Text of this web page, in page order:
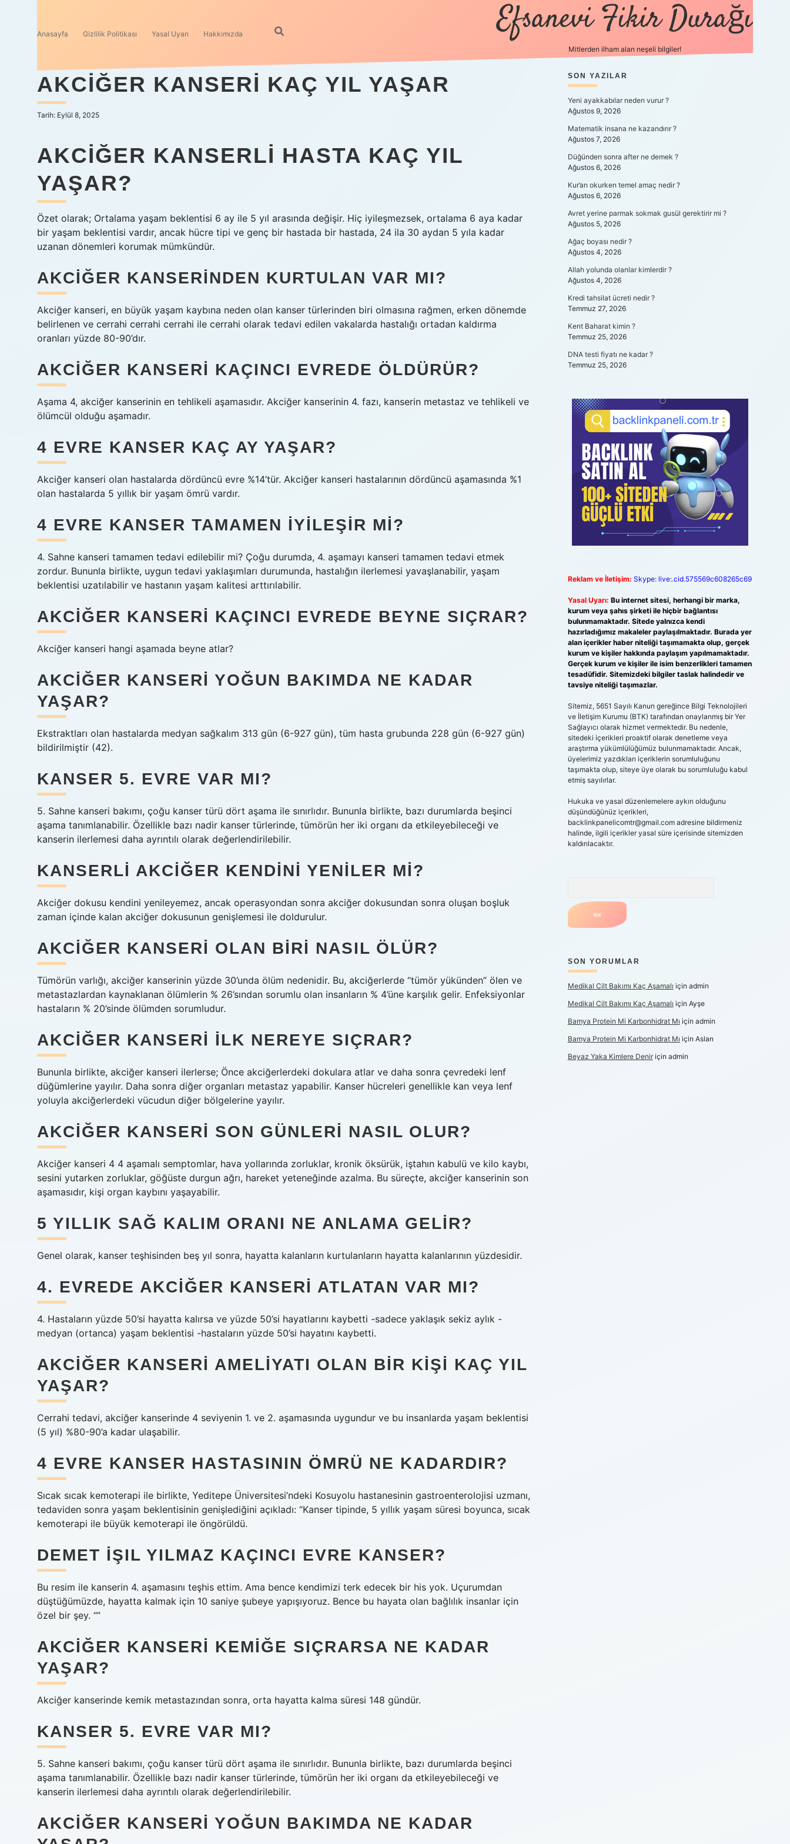
Anasayfa Gizlilik Politikası Yasal Uyarı Hakkımızda Efsanevi Fikir Durağı
Mitlerden ilham alan neşeli bilgiler!
AKCIĞER KANSERI KAÇ YIL YAŞAR
Tarih: Eylül 8, 2025
AKCIĞER KANSERLI HASTA KAÇ YIL
YAŞAR?
Özet olarak; Ortalama yaşam beklentisi 6 ay ile 5 yıl arasında değişir. Hiç iyileşmezsek, ortalama 6 aya kadar
bir yaşam beklentisi vardır, ancak hücre tipi ve genç bir hastada bir hastada, 24 ila 30 aydan 5 yıla kadar
uzanan dönemleri korumak mümkündür.
AKCIĞER KANSERINDEN KURTULAN VAR MI?
Akciğer kanseri, en büyük yaşam kaybına neden olan kanser türlerinden biri olmasına rağmen, erken dönemde
belirlenen ve cerrahi cerrahi cerrahi ile cerrahi olarak tedavi edilen vakalarda hastalığı ortadan kaldırma
oranları yüzde 80-90’dır.
AKCIĞER KANSERI KAÇINCI EVREDE ÖLDÜRÜR?
Aşama 4, akciğer kanserinin en tehlikeli aşamasıdır. Akciğer kanserinin 4. fazı, kanserin metastaz ve tehlikeli ve
ölümcül olduğu aşamadır.
4 EVRE KANSER KAÇ AY YAŞAR?
Akciğer kanseri olan hastalarda dördüncü evre %14’tür. Akciğer kanseri hastalarının dördüncü aşamasında %1
olan hastalarda 5 yıllık bir yaşam ömrü vardır.
4 EVRE KANSER TAMAMEN IYILEŞIR MI?
4. Sahne kanseri tamamen tedavi edilebilir mi? Çoğu durumda, 4. aşamayı kanseri tamamen tedavi etmek
zordur. Bununla birlikte, uygun tedavi yaklaşımları durumunda, hastalığın ilerlemesi yavaşlanabilir, yaşam
beklentisi uzatılabilir ve hastanın yaşam kalitesi arttırılabilir.
AKCIĞER KANSERI KAÇINCI EVREDE BEYNE SIÇRAR?
Akciğer kanseri hangi aşamada beyne atlar?
AKCIĞER KANSERI YOĞUN BAKIMDA NE KADAR
YAŞAR?
Ekstraktları olan hastalarda medyan sağkalım 313 gün (6-927 gün), tüm hasta grubunda 228 gün (6-927 gün)
bildirilmiştir (42).
KANSER 5. EVRE VAR MI?
5. Sahne kanseri bakımı, çoğu kanser türü dört aşama ile sınırlıdır. Bununla birlikte, bazı durumlarda beşinci
aşama tanımlanabilir. Özellikle bazı nadir kanser türlerinde, tümörün her iki organı da etkileyebileceği ve
kanserin ilerlemesi daha ayrıntılı olarak değerlendirilebilir.
KANSERLI AKCIĞER KENDINI YENILER MI?
Akciğer dokusu kendini yenileyemez, ancak operasyondan sonra akciğer dokusundan sonra oluşan boşluk
zaman içinde kalan akciğer dokusunun genişlemesi ile doldurulur.
AKCIĞER KANSERI OLAN BIRI NASIL ÖLÜR?
Tümörün varlığı, akciğer kanserinin yüzde 30’unda ölüm nedenidir. Bu, akciğerlerde “tümör yükünden” ölen ve
metastazlardan kaynaklanan ölümlerin % 26’sından sorumlu olan insanların % 4’üne karşılık gelir. Enfeksiyonlar
hastaların % 20’sinde ölümden sorumludur.
AKCIĞER KANSERI ILK NEREYE SIÇRAR?
Bununla birlikte, akciğer kanseri ilerlerse; Önce akciğerlerdeki dokulara atlar ve daha sonra çevredeki lenf
düğümlerine yayılır. Daha sonra diğer organları metastaz yapabilir. Kanser hücreleri genellikle kan veya lenf
yoluyla akciğerlerdeki vücudun diğer bölgelerine yayılır.
AKCIĞER KANSERI SON GÜNLERI NASIL OLUR?
Akciğer kanseri 4 4 aşamalı semptomlar, hava yollarında zorluklar, kronik öksürük, iştahın kabulü ve kilo kaybı,
sesini yutarken zorluklar, göğüste durgun ağrı, hareket yeteneğinde azalma. Bu süreçte, akciğer kanserinin son
aşamasıdır, kişi organ kaybını yaşayabilir.
5 YILLIK SAĞ KALIM ORANI NE ANLAMA GELIR?
Genel olarak, kanser teşhisinden beş yıl sonra, hayatta kalanların kurtulanların hayatta kalanlarının yüzdesidir.
4. EVREDE AKCIĞER KANSERI ATLATAN VAR MI?
4. Hastaların yüzde 50’si hayatta kalırsa ve yüzde 50’si hayatlarını kaybetti -sadece yaklaşık sekiz aylık -
medyan (ortanca) yaşam beklentisi -hastaların yüzde 50’si hayatını kaybetti.
AKCIĞER KANSERI AMELIYATI OLAN BIR KIŞI KAÇ YIL
YAŞAR?
Cerrahi tedavi, akciğer kanserinde 4 seviyenin 1. ve 2. aşamasında uygundur ve bu insanlarda yaşam beklentisi
(5 yıl) %80-90’a kadar ulaşabilir.
4 EVRE KANSER HASTASININ ÖMRÜ NE KADARDIR?
Sıcak sıcak kemoterapi ile birlikte, Yeditepe Üniversitesi’ndeki Kosuyolu hastanesinin gastroenterolojisi uzmanı,
tedaviden sonra yaşam beklentisinin genişlediğini açıkladı: “Kanser tipinde, 5 yıllık yaşam süresi boyunca, sıcak
kemoterapi ile büyük kemoterapi ile öngörüldü.
DEMET İŞIL YILMAZ KAÇINCI EVRE KANSER?
Bu resim ile kanserin 4. aşamasını teşhis ettim. Ama bence kendimizi terk edecek bir his yok. Uçurumdan
düştüğümüzde, hayatta kalmak için 10 saniye şubeye yapışıyoruz. Bence bu hayata olan bağlılık insanlar için
özel bir şey. “”
AKCIĞER KANSERI KEMIĞE SIÇRARSA NE KADAR
YAŞAR?
Akciğer kanserinde kemik metastazından sonra, orta hayatta kalma süresi 148 gündür.
KANSER 5. EVRE VAR MI?
5. Sahne kanseri bakımı, çoğu kanser türü dört aşama ile sınırlıdır. Bununla birlikte, bazı durumlarda beşinci
aşama tanımlanabilir. Özellikle bazı nadir kanser türlerinde, tümörün her iki organı da etkileyebileceği ve
kanserin ilerlemesi daha ayrıntılı olarak değerlendirilebilir.
AKCIĞER KANSERI YOĞUN BAKIMDA NE KADAR
SIDEBAR
SON YAZILAR
Yeni ayakkabılar neden vurur ?
Ağustos 9, 2026
Matematik insana ne kazandırır ?
Ağustos 7, 2026
Düğünden sonra after ne demek ?
Ağustos 6, 2026
Kur’an okurken temel amaç nedir ?
Ağustos 6, 2026
Avret yerine parmak sokmak gusül gerektirir mi ?
Ağustos 5, 2026
Ağaç boyası nedir ?
Ağustos 4, 2026
Allah yolunda olanlar kimlerdir ?
Ağustos 4, 2026
Kredi tahsilat ücreti nedir ?
Temmuz 27, 2026
Kent Baharat kimin ?
Temmuz 25, 2026
DNA testi fiyatı ne kadar ?
Temmuz 25, 2026
Reklam ve İletişim: Skype: live:.cid.575569c608265c69
Yasal Uyarı: Bu internet sitesi, herhangi bir marka,
kurum veya şahıs şirketi ile hiçbir bağlantısı
bulunmamaktadır. Sitede yalnızca kendi
hazırladığımız makaleler paylaşılmaktadır. Burada yer
alan içerikler haber niteliği taşımamakta olup, gerçek
kurum ve kişiler hakkında paylaşım yapılmamaktadır.
Gerçek kurum ve kişiler ile isim benzerlikleri tamamen
tesadüfidir. Sitemizdeki bilgiler taslak halindedir ve
tavsiye niteliği taşımazlar.
Sitemiz, 5651 Sayılı Kanun gereğince Bilgi Teknolojileri
ve İletişim Kurumu (BTK) tarafından onaylanmış bir Yer
Sağlayıcı olarak hizmet vermektedir. Bu nedenle,
sitedeki içerikleri proaktif olarak denetleme veya
araştırma yükümlülüğümüz bulunmamaktadır. Ancak,
üyelerimiz yazdıkları içeriklerin sorumluluğunu
taşımakta olup, siteye üye olarak bu sorumluluğu kabul
etmiş sayılırlar.
Hukuka ve yasal düzenlemelere aykırı olduğunu
düşündüğünüz içerikleri,
backlinkpanelicomtr@gmail.comadresine bildirmeniz
halinde, ilgili içerikler yasal süre içerisinde sitemizden
kaldırılacaktır.
SON YORUMLAR
Medikal Cilt Bakımı Kaç Aşamalı için admin
Medikal Cilt Bakımı Kaç Aşamalı için Ayşe
Bamya Protein Mi Karbonhidrat Mı için admin
Bamya Protein Mi Karbonhidrat Mı için Aslan
Beyaz Yaka Kimlere Deniriçin admin